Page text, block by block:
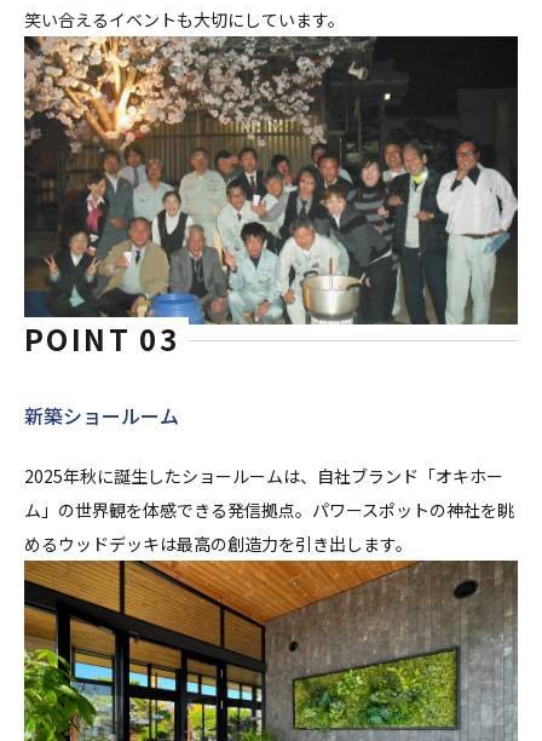
笑い合えるイベントも大切にしています。
POINT 03
新築ショールーム
2025年秋に誕生したショールームは、自社ブランド「オキホー
ム」の世界観を体感できる発信拠点。パワースポットの神社を眺
めるウッドデッキは最高の創造力を引き出します。